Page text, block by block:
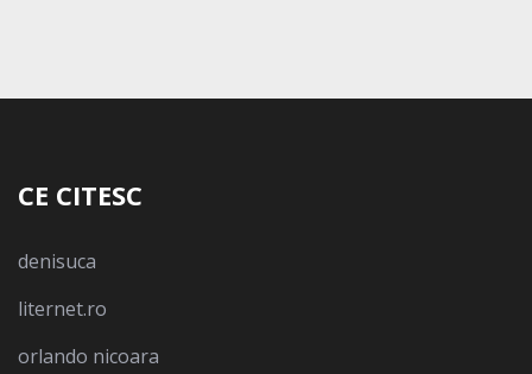
CE CITESC
denisuca
liternet.ro
orlando nicoara